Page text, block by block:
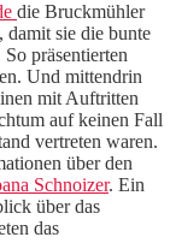
die Bruckmühler
damit sie die bunte
präsentierten
Und mittendrin
mit Auftritten
auf keinen Fall
vertreten waren.
über den
Schnoizer. Ein
über das
das